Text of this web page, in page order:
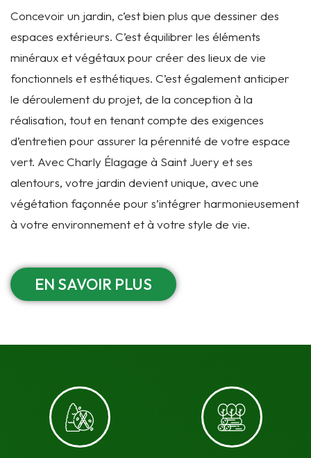
Concevoir un jardin, c’est bien plus que dessiner des
espaces extérieurs. C’est équilibrer les éléments
minéraux et végétaux pour créer des lieux de vie
fonctionnels et esthétiques. C’est également anticiper
le déroulement du projet, de la conception à la
réalisation, tout en tenant compte des exigences
d’entretien pour assurer la pérennité de votre espace
vert. Avec Charly Élagage à Saint Juery et ses
alentours, votre jardin devient unique, avec une
végétation façonnée pour s’intégrer harmonieusement
à votre environnement et à votre style de vie.
EN SAVOIR PLUS